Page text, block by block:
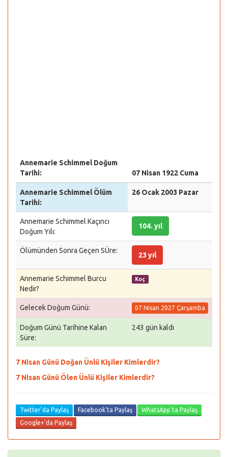
Annemarie Schimmel Doğum
Tarihi:
07 Nisan 1922 Cuma
Annemarie Schimmel Ölüm
Tarihi:
26 Ocak 2003 Pazar
Annemarie Schimmel Kaçıncı
Doğum Yılı:
104. yıl
Ölümünden Sonra Geçen SÜre:
23 yıl
Annemarie Schimmel Burcu
Nedir?
Koç
Gelecek Doğum Günü: 07 Nisan 2027 Çarşamba
Doğum Günü Tarihine Kalan
Süre:
243 gün kaldı
7 Nisan Günü Doğan Ünlü Kişiler Kimlerdir?
7 Nisan Günü Ölen Ünlü Kişiler Kimlerdir?
Twitter'da Paylaş Facebook'ta Paylaş
WhatsApp'ta Paylaş
Google+'da Paylaş